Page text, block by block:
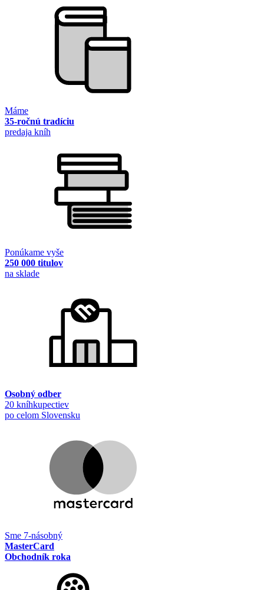
Máme
35-ročnú tradíciu
predaja kníh
Ponúkame vyše
250 000 titulov
na sklade
Osobný odber
20 kníhkupectiev
po celom Slovensku
Sme 7-násobný
MasterCard
Obchodník roka